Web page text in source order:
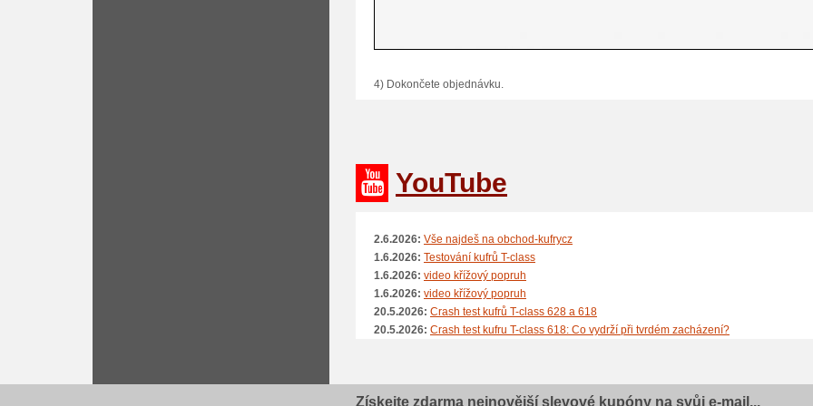
Pokud hledáte kvalitní, odolné a designově atraktivní kufry za rozumné ceny, je Obchod-
Navštivte www.obchod-kufry.cz
4) Dokončete objednávku.
YouTube
2.6.2026: Vše najdeš na obchod-kufrycz
1.6.2026: Testování kufrů T-class
1.6.2026: video křížový popruh
1.6.2026: video křížový popruh
20.5.2026: Crash test kufrů T-class 628 a 618
20.5.2026: Crash test kufru T-class 618: Co vydrží při tvrdém zacházení?
9.4.2026: video batohy Tclass
1.4.2026: Tclass vakuový pytel
Získejte zdarma nejnovější slevové kupóny na svůj e-mail...